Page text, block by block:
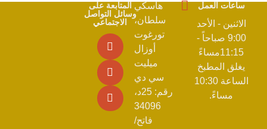
ساعات العمل
الاثنين - الأحد
9:00 صباحاً -
11:15مساءً
يغلق المطبخ
الساعة 10:30
مساءً.
هاسكي
سلطان،
تورغوت
أوزال
ميليت
سي دي
رقم: 25د،
34096
فاتح/
المتابعة على
وسائل التواصل
الاجتماعي